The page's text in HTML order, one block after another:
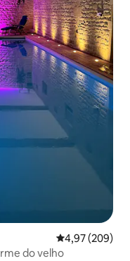
Classificação
4,97 (209)
do velho